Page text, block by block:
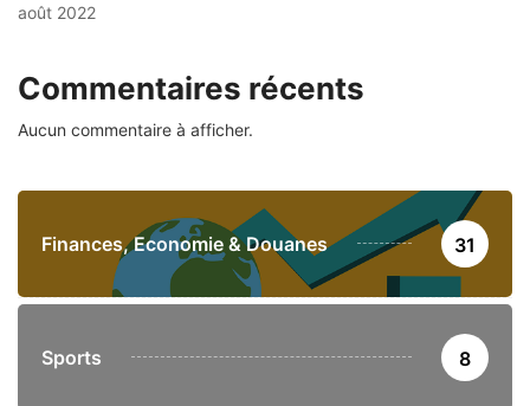
août 2022
Commentaires récents
Aucun commentaire à afficher.
Finances, Economie & Douanes 31
Sports 8